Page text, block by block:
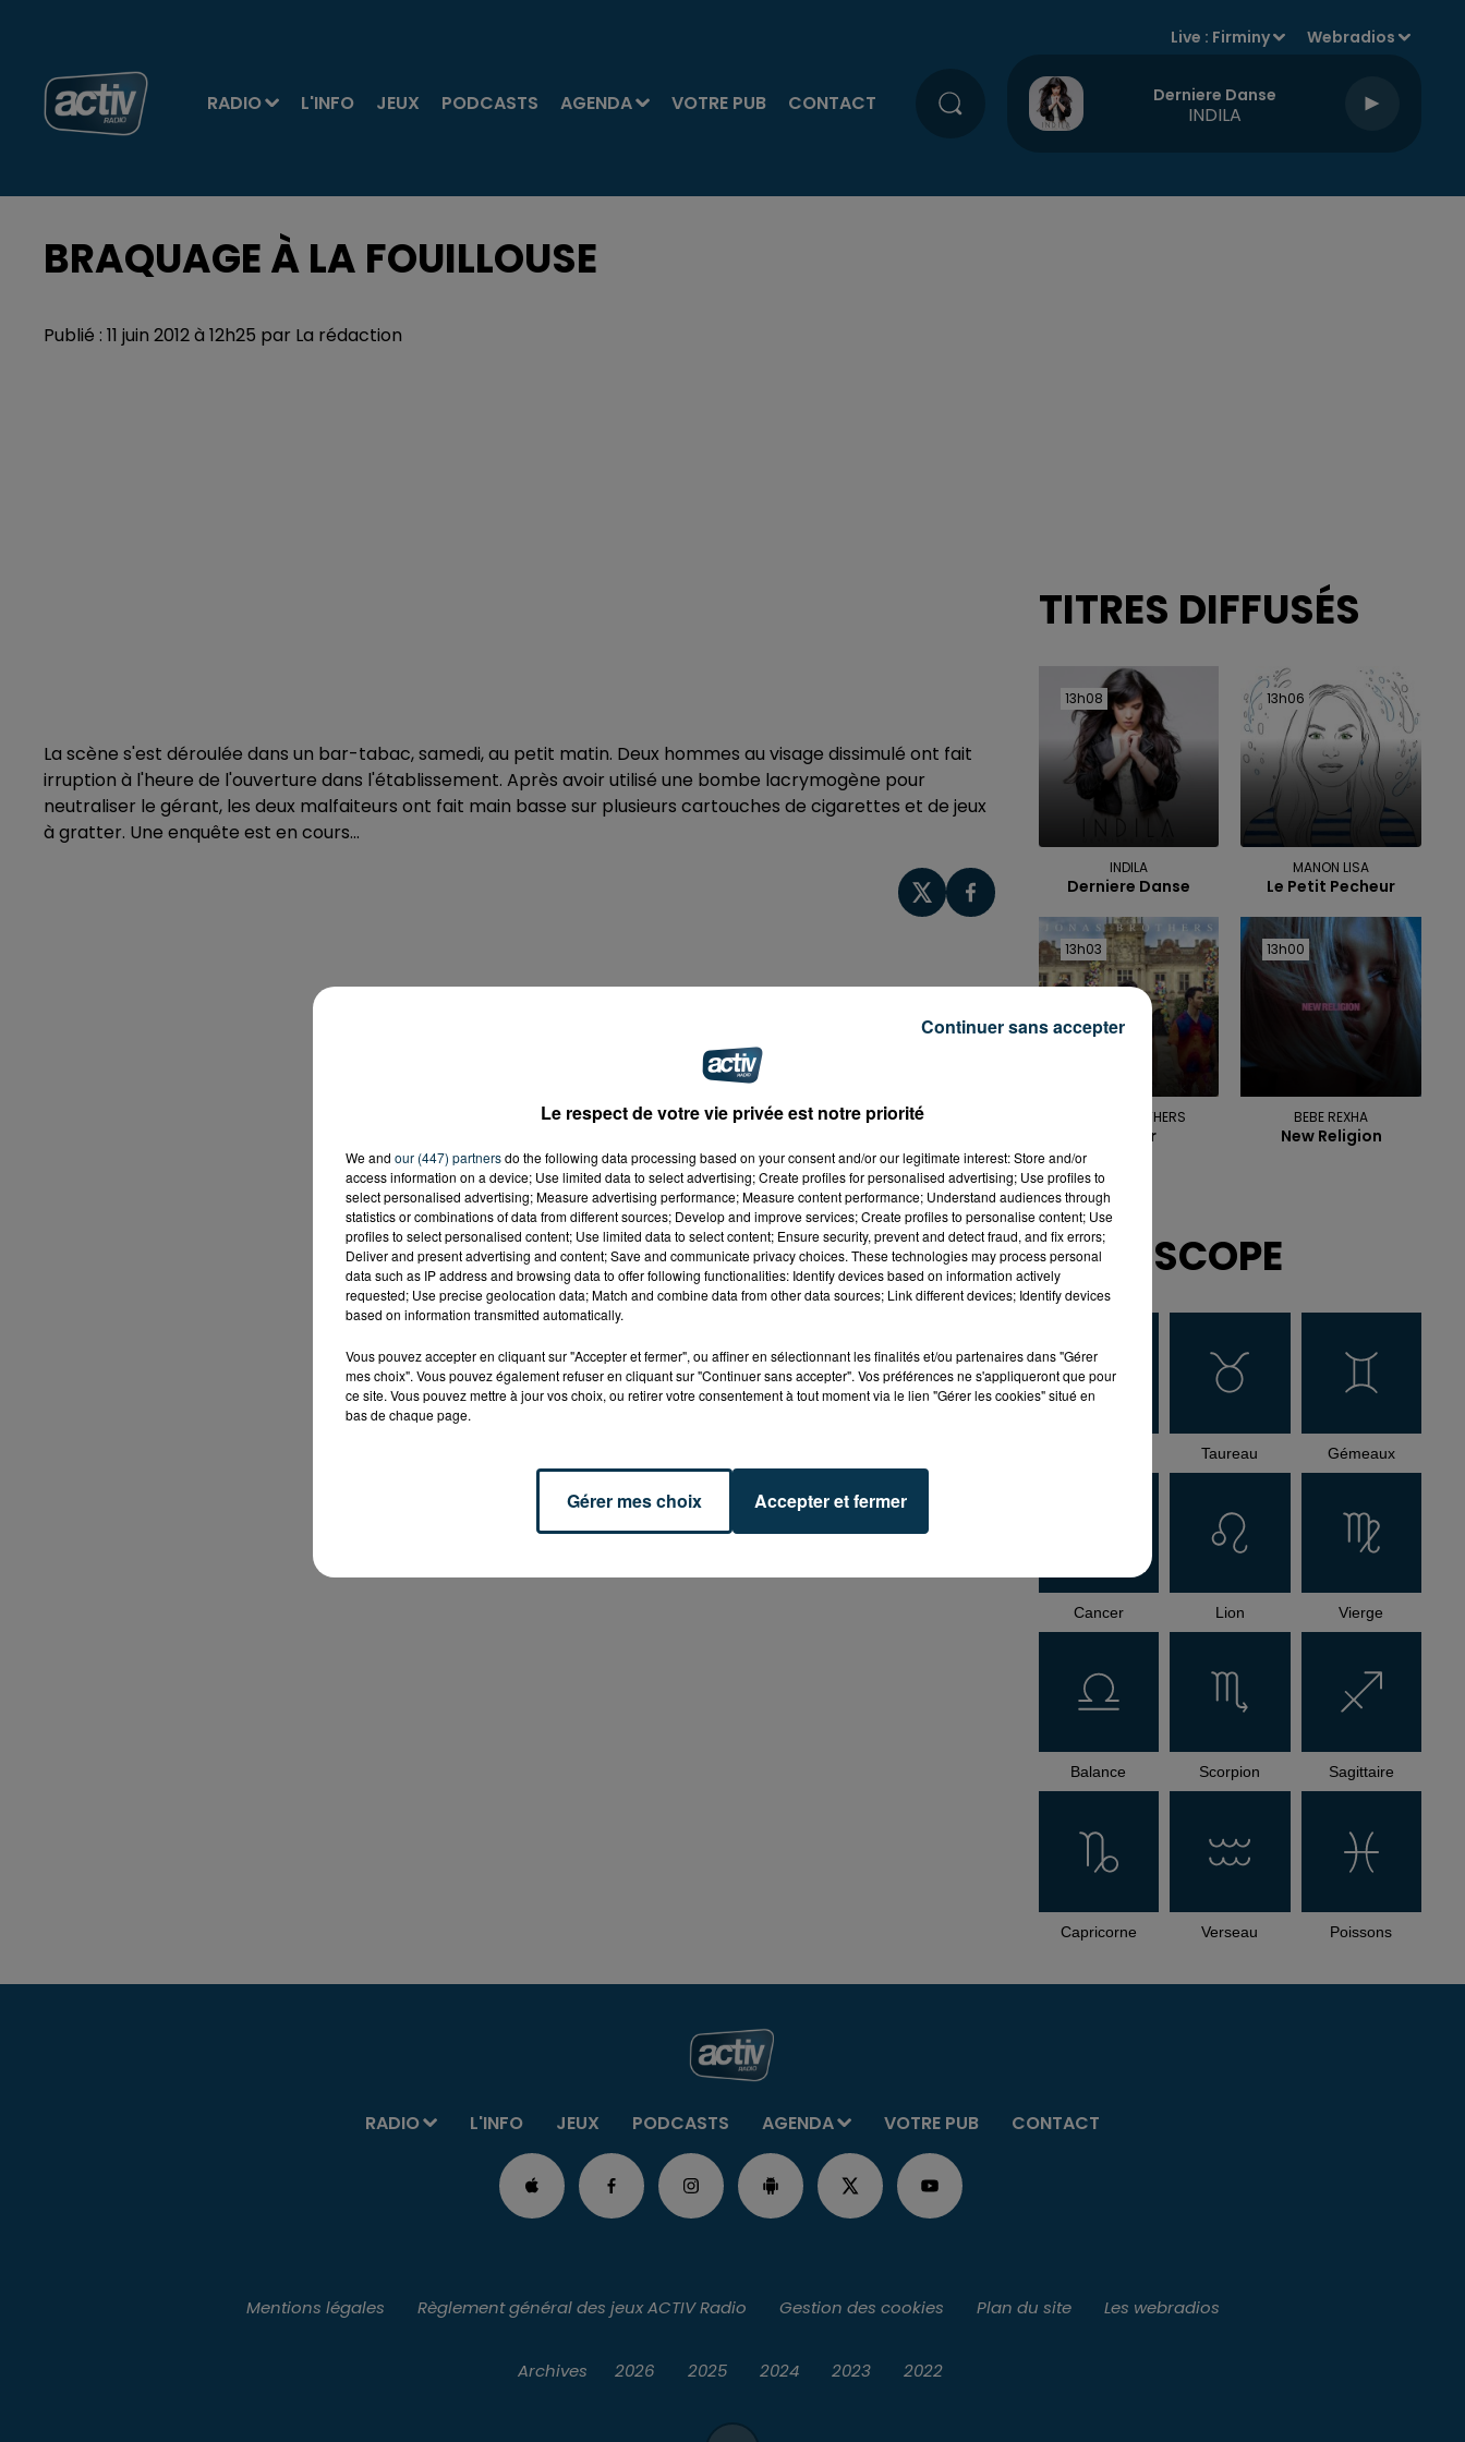
RADIO L'INFO JEUX PODCASTS AGENDA VOTRE PUB CONTACT
Live : Firminy Webradios
Derniere Danse
INDILA
BRAQUAGE À LA FOUILLOUSE
Publié : 11 juin 2012 à 12h25 par La rédaction
La scène s'est déroulée dans un bar-tabac, samedi, au petit matin. Deux hommes au visage dissimulé ont fait
irruption à l'heure de l'ouverture dans l'établissement. Après avoir utilisé une bombe lacrymogène pour
neutraliser le gérant, les deux malfaiteurs ont fait main basse sur plusieurs cartouches de cigarettes et de jeux
à gratter. Une enquête est en cours...
TITRES DIFFUSÉS
13h08
13h08
INDILA
Derniere Danse
13h06
13h06
MANON LISA
Le Petit Pecheur
13h03
13h03
JONAS BROTHERS
Sucker
13h00
13h00
BEBE REXHA
New Religion
HOROSCOPE
Taureau Gémeaux
Cancer Lion Vierge
Balance Scorpion Sagittaire
Capricorne Verseau Poissons
RADIO L'INFO JEUX PODCASTS AGENDA VOTRE PUB CONTACT
Mentions légales Règlement général des jeux ACTIV Radio Gestion des cookies Plan du site Les webradios
Archives 2026 2025 2024 2023 2022
Le respect de votre vie privée est notre priorité
We and our (447) partnersdo the following data processing based on your consent and/or our legitimate interest: Store and/or
access information on a device; Use limited data to select advertising; Create profiles for personalised advertising; Use profiles to
select personalised advertising; Measure advertising performance; Measure content performance; Understand audiences through
statistics or combinations of data from different sources; Develop and improve services; Create profiles to personalise content; Use
profiles to select personalised content; Use limited data to select content; Ensure security, prevent and detect fraud, and fix errors;
Deliver and present advertising and content; Save and communicate privacy choices. These technologies may process personal
data such as IP address and browsing data to offer following functionalities: Identify devices based on information actively
requested; Use precise geolocation data; Match and combine data from other data sources; Link different devices; Identify devices
based on information transmitted automatically.
Vous pouvez accepter en cliquant sur "Accepter et fermer", ou affiner en sélectionnant les finalités et/ou partenaires dans "Gérer
mes choix". Vous pouvez également refuser en cliquant sur "Continuer sans accepter". Vos préférences ne s'appliqueront que pour
ce site. Vous pouvez mettre à jour vos choix, ou retirer votre consentement à tout moment via le lien "Gérer les cookies" situé en
bas de chaque page.
Gérer mes choix Accepter et fermer
Continuer sans accepter